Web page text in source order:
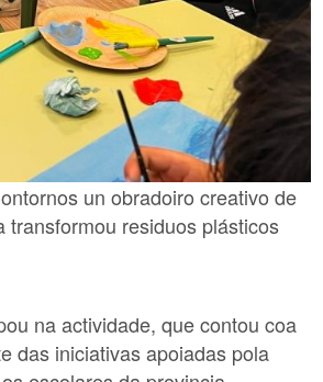
un obradoiro creativo de
transformou residuos plásticos
na actividade, que contou coa
das iniciativas apoiadas pola